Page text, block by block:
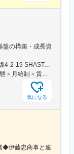
盤の構築・成長資
＜勤務地詳細＞東京支店住所：東京都港区赤坂4-2-19 SHASTA/EAST 5F勤務地最寄駅：東京メトロ線／赤坂見附駅受動喫煙対策：屋内全面禁煙変更の範囲：会社の定める事業所
気になる
◆伊藤忠商事と連